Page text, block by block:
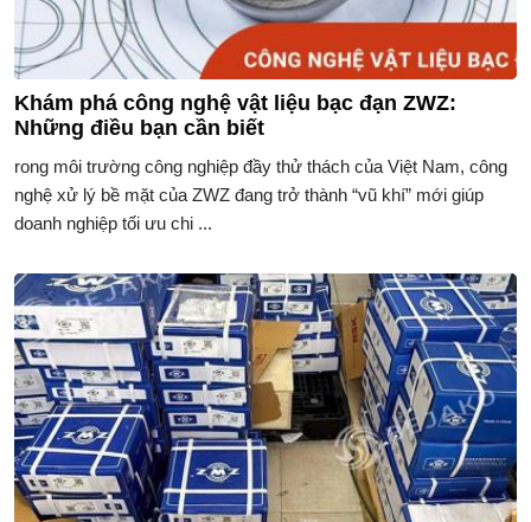
Khám phá công nghệ vật liệu bạc đạn ZWZ:
Những điều bạn cần biết
rong môi trường công nghiệp đầy thử thách của Việt Nam, công
nghệ xử lý bề mặt của ZWZ đang trở thành “vũ khí” mới giúp
doanh nghiệp tối ưu chi ...